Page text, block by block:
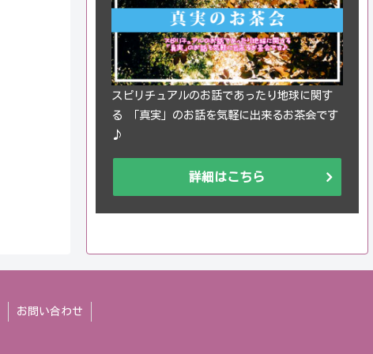
スピリチュアルのお話であったり地球に関す
る 「真実」のお話を気軽に出来るお茶会です
♪
詳細はこちら
お問い合わせ